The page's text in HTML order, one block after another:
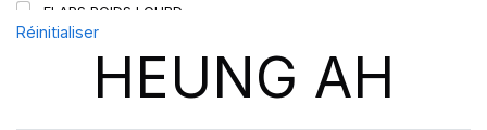
STICA (3)
(24)
FLAPS POIDS LOURD
Réinitialiser
HEUNG AH